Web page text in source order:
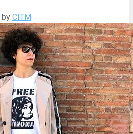
by CITM